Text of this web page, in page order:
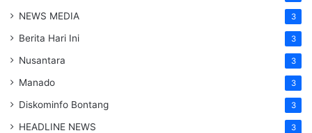
NEWS MEDIA 3
Berita Hari Ini 3
Nusantara 3
Manado 3
Diskominfo Bontang 3
HEADLINE NEWS 3